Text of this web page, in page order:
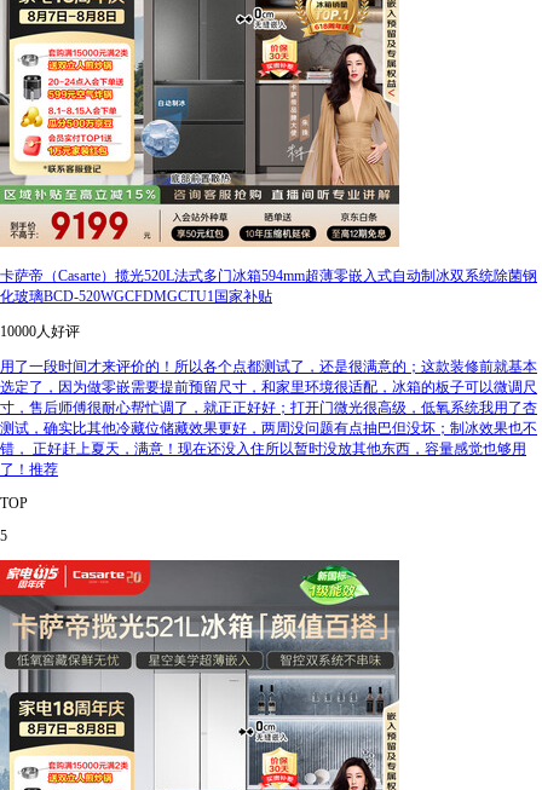
卡萨帝（Casarte）揽光520L法式多门冰箱594mm超薄零嵌入式自动制冰双系统除菌钢
化玻璃BCD-520WGCFDMGCTU1国家补贴
10000人好评
用了一段时间才来评价的！所以各个点都测试了，还是很满意的；这款装修前就基本
选定了，因为做零嵌需要提前预留尺寸，和家里环境很适配，冰箱的板子可以微调尺
寸，售后师傅很耐心帮忙调了，就正正好好；打开门微光很高级，低氧系统我用了杏
测试，确实比其他冷藏位储藏效果更好，两周没问题有点抽巴但没坏；制冰效果也不
错， 正好赶上夏天，满意！现在还没入住所以暂时没放其他东西，容量感觉也够用
了！推荐
TOP
5